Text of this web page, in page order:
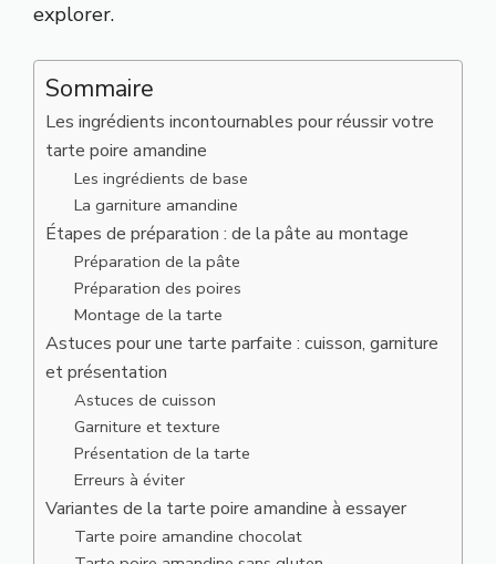
explorer.
Sommaire
Les ingrédients incontournables pour réussir votre
tarte poire amandine
Les ingrédients de base
La garniture amandine
Étapes de préparation : de la pâte au montage
Préparation de la pâte
Préparation des poires
Montage de la tarte
Astuces pour une tarte parfaite : cuisson, garniture
et présentation
Astuces de cuisson
Garniture et texture
Présentation de la tarte
Erreurs à éviter
Variantes de la tarte poire amandine à essayer
Tarte poire amandine chocolat